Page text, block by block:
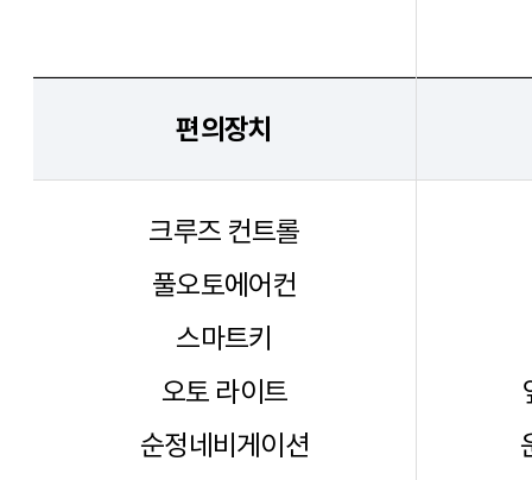
편의장치
크루즈 컨트롤
풀오토에어컨
스마트키
오토 라이트
순정네비게이션